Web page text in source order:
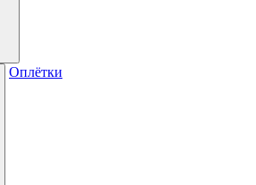
Оплётки